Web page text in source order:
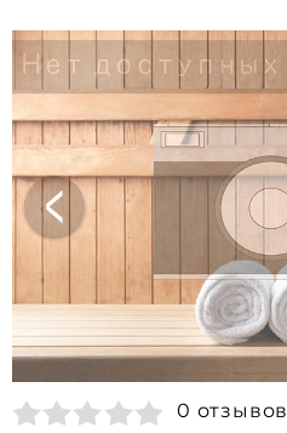
0 отзывов